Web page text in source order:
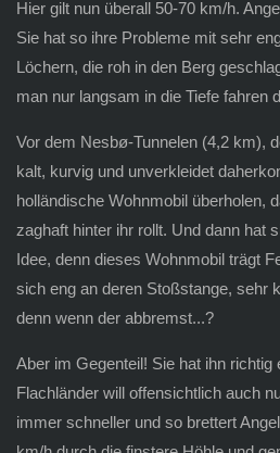
Hier gilt nun überall 50-70 km/h.
Sie hat so ihre Probleme mit sehr
Löchern, die roh in den Berg
man nur langsam in die Tiefe fahren
Vor dem Nesbø-Tunnelen (4,2 km),
kalt, kurvig und unverkleidet
holländische Wohnmobil überholen,
zaghaft hinter ihr rollt. Und dann hat
Idee, denn dieses Wohnmobil trägt
sich eng an deren Stoßstange, sehr
denn wenn der abbremst...?
Aber im Gegenteil! Sie hat ihn richtig
Flachländer will offensichtlich auch
immer schneller und so brettert